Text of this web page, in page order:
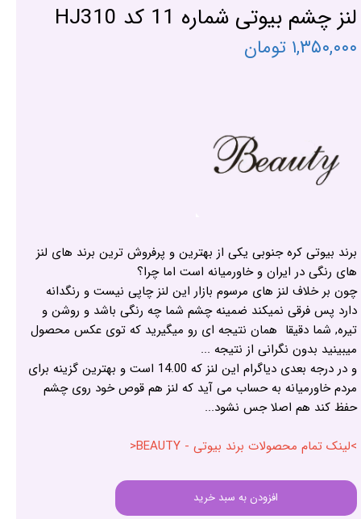
لنز چشم بیوتی شماره 11 کد HJ310
۱,۳۵۰,۰۰۰ تومان
برند بیوتی کره جنوبی یکی از بهترین و پرفروش ترین برند های لنز
های رنگی در ایران و خاورمیانه است اما چرا؟
چون بر خلاف لنز های مرسوم بازار این لنز چاپی نیست و رنگدانه
دارد پس فرقی نمیکند ضمینه چشم شما چه رنگی باشد و روشن و
تیره, شما دقیقا همان نتیجه ای رو میگیرید که توی عکس محصول
میبینید بدون نگرانی از نتیجه ...
و در درجه بعدی دیاگرام این لنز که 14.00 است و بهترین گزینه برای
مردم خاورمیانه به حساب می آید که لنز هم قوص خود روی چشم
حفظ کند هم اصلا جس نشود...
>لینک تمام محصولات برند بیوتی - BEAUTY<
افزودن به سبد خرید